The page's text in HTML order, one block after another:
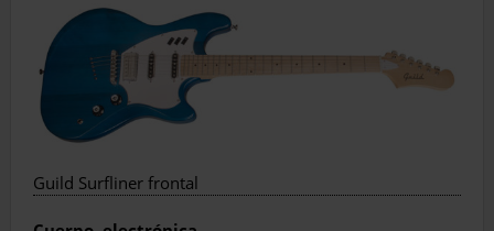
Guild Surfliner frontal